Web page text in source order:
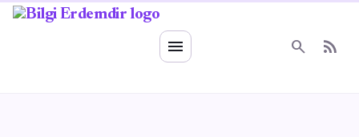
menu
Ruhsal Enerji
search rss_feed